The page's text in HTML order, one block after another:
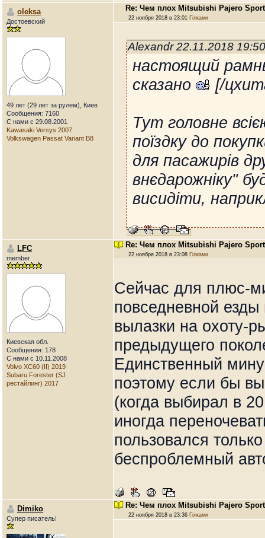
oleksa
Достоевский
49 лет (29 лет за рулем), Киев
Сообщения: 7160
С нами с 29.08.2001
Kawasaki Versys 2007
Volkswagen Passat Variant B8
Re: Чем плох Mitsubishi Pajero
22 ноября 2018 в 23:01 Гілками
Alexandr 22.11.2018
настоящий
сказано
[/
Тут головне
поїздку до
для пасажирів
внєдарожніку"
висидіти,
LFC
member
Киевская обл.
Сообщения: 178
С нами с 10.11.2008
Volvo XC60 (II) 2019
Subaru Forester (SJ
рестайлинг) 2017
Re: Чем плох Mitsubishi Pajero
22 ноября 2018 в 23:08 Гілками
Сейчас для плюс-
повседневной
вылазки на охоту-
предыдущего
Единственный
поэтому если бы
(когда выбирал в
иногда
пользовался
беспроблемный
Dimiko
Супер писатель!
Re: Чем плох Mitsubishi Pajero
22 ноября 2018 в 23:36 Гілками